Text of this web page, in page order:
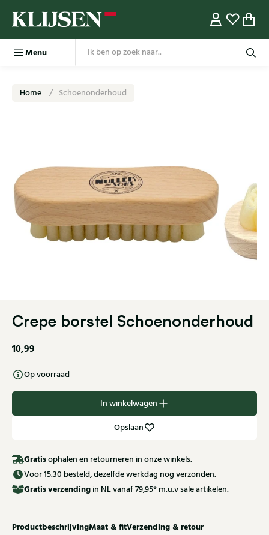
Menu
Home Schoenonderhoud
Crepe borstel Schoenonderhoud
10,99
Op voorraad
In winkelwagen
Opslaan
Gratisophalen en retourneren in onze winkels.
Voor 15.30 besteld, dezelfde werkdag nog verzonden.
Gratisverzending in NL vanaf 79,95* m.u.v sale artikelen.
ProductbeschrijvingMaat & fitVerzending & retour